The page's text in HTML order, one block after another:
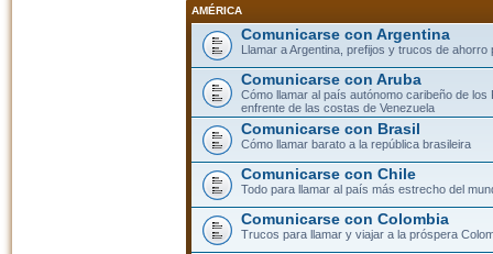
AMÉRICA
Comunicarse con Argentina
Llamar a Argentina, prefijos y trucos de ahorro
Comunicarse con Aruba
Cómo llamar al país autónomo caribeño de los
enfrente de las costas de Venezuela
Comunicarse con Brasil
Cómo llamar barato a la república brasileira
Comunicarse con Chile
Todo para llamar al país más estrecho del
Comunicarse con Colombia
Trucos para llamar y viajar a la próspera